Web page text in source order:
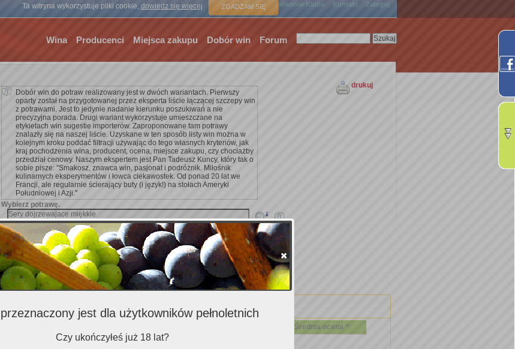
Ta witryna wykorzystuje pliki cookie, dowiedz się więcej ZGADZAM SIĘ
Strona główna Członkowie Klubu Kontakt Zaloguj
Wina Producenci Miejsca zakupu Dobór win Forum
drukuj
Dobór win do potraw realizowany jest w dwóch wariantach. Pierwszy
oparty został na przygotowanej przez eksperta liście łączącej szczepy win
z potrawami. Jest to jedynie nadanie kierunku poszukiwań a nie
precyzyjna porada. Drugi wariant wykorzystuje umieszczane na
etykietach win sugestie importerów. Zaproponowane tam potrawy
znalazły się na naszej liście. Uzyskane w ten sposób listy win można w
kolejnym kroku poddać filtracji używając do tego własnych kryteriów, jak
kraj pochodzenia wina, producent, ocena, miejsce zakupu, czy chociażby
przedział cenowy. Naszym ekspertem jest Pan Tadeusz Kuncy, który tak o
sobie pisze: ''Smakosz, znawca win, pasjonat i podróżnik. Miłośnik
kulinarnych eksperymentów i łowca ciekawostek. Od ponad 20 lat we
Francji, ale regularnie ścierający buty (i język!) na stołach Ameryki
Południowej i Azji.''
Wybierz potrawę.
Dodaj kryterium wyszukiwania.
Zalecenia Klubowiczów (2)
Średnia ocena ^
jest dla użytkowników pełnoletnich
Czy ukończyłeś już 18 lat?